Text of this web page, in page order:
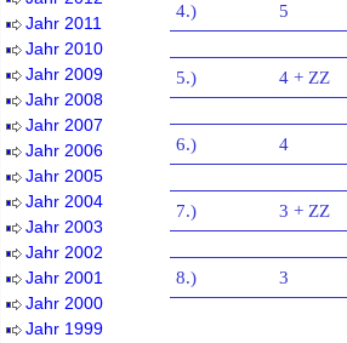
Jahr 2011
Jahr 2010
Jahr 2009
Jahr 2008
Jahr 2007
Jahr 2006
Jahr 2005
Jahr 2004
Jahr 2003
Jahr 2002
Jahr 2001
Jahr 2000
Jahr 1999
4.) 5
5.) 4 + ZZ
6.) 4
7.) 3 + ZZ
8.) 3